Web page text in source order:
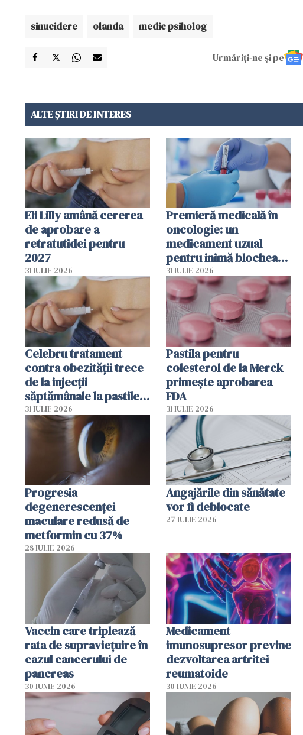
sinucidere olanda medic psiholog
Urmăriți-ne și pe
ALTE ȘTIRI DE INTERES
Eli Lilly amână cererea
de aprobare a
retratutidei pentru
2027
31 IULIE 2026
Premieră medicală în
oncologie: un
medicament uzual
pentru inimă blochează
dezvoltarea celulelor
canceroase.
31 IULIE 2026
Celebru tratament
contra obezității trece
de la injecții
săptămânale la pastile
zilnice
31 IULIE 2026
Pastila pentru
colesterol de la Merck
primește aprobarea
FDA
31 IULIE 2026
Progresia
degenerescenței
maculare redusă de
metformin cu 37%
28 IULIE 2026
Angajările din sănătate
vor fi deblocate
27 IULIE 2026
Vaccin care triplează
rata de supraviețuire în
cazul cancerului de
pancreas
30 IUNIE 2026
Medicament
imunosupresor previne
dezvoltarea artritei
reumatoide
30 IUNIE 2026